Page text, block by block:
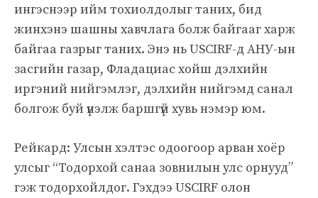
ингэснээр ийм тохиолдолыг таних, бид
жинхэнэ шашны хавчлага болж байгааг харж
байгаа газрыг таних. Энэ нь USCIRF-д АНУ-ын
засгийн газар, Фладациас хойш дэлхийн
иргэний нийгэмлэг, дэлхийн нийгэмд санал
болгож буй үнэлж баршгүй хувь нэмэр юм.
Рейкард: Улсын хэлтэс одоогоор арван хоёр
улсыг “Тодорхой санаа зовнилын улс орнууд”
гэж тодорхойлдог. Гэхдээ USCIRF олон